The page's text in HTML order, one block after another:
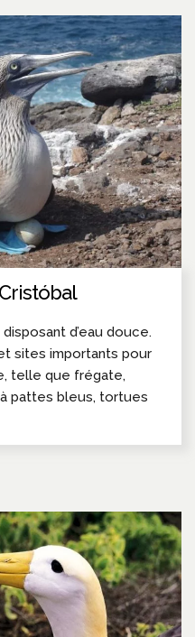
d’eau douce.
sites importants pour
telle que frégate,
pattes bleus, tortues